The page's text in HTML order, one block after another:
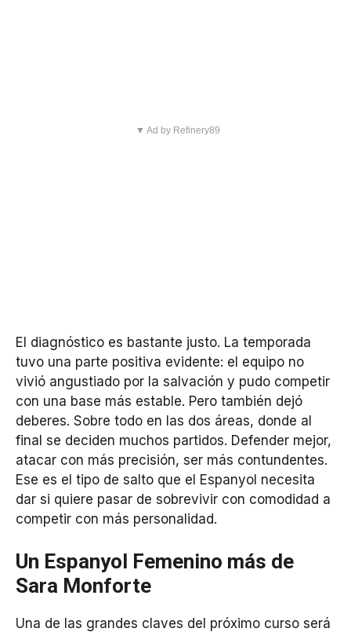
▼ Ad by Refinery89
El diagnóstico es bastante justo. La temporada
tuvo una parte positiva evidente: el equipo no
vivió angustiado por la salvación y pudo competir
con una base más estable. Pero también dejó
deberes. Sobre todo en las dos áreas, donde al
final se deciden muchos partidos. Defender mejor,
atacar con más precisión, ser más contundentes.
Ese es el tipo de salto que el Espanyol necesita
dar si quiere pasar de sobrevivir con comodidad a
competir con más personalidad.
Un Espanyol Femenino más de
Sara Monforte
Una de las grandes claves del próximo curso será